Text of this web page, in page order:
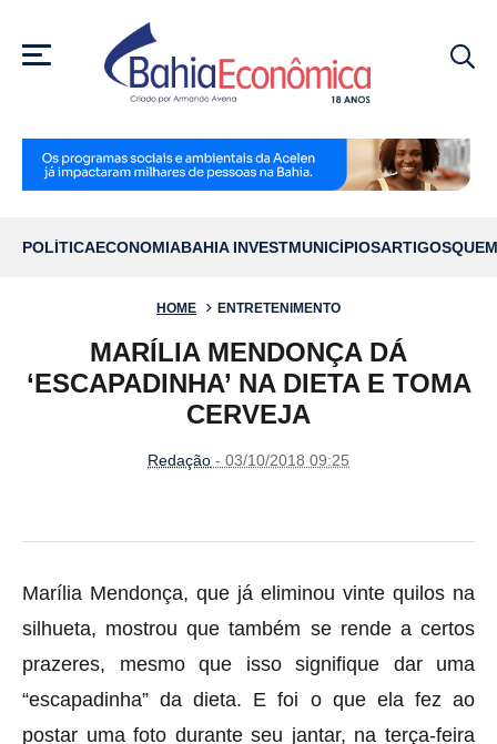
MENU
POLÍTICAECONOMIABAHIA INVESTMUNICÍPIOSARTIGOS
HOME ENTRETENIMENTO
MARÍLIA MENDONÇA DÁ
‘ESCAPADINHA’ NA DIETA E TOMA
CERVEJA
Redação - 03/10/2018 09:25
Marília Mendonça, que já eliminou vinte quilos na
silhueta, mostrou que também se rende a certos
prazeres, mesmo que isso signifique dar uma
“escapadinha” da dieta. E foi o que ela fez ao
postar uma foto durante seu jantar, na terça-feira